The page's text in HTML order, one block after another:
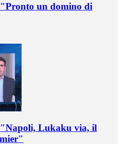
un domino di
"Napoli, Lukaku via, il